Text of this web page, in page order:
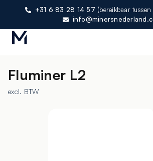
+31 6 83 28 14 57 (bereikbaar
Fluminer L2
excl. BTW